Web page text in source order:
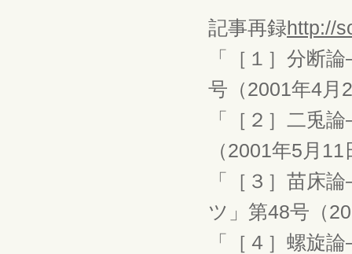
記事再録http://
「［１］分断
号（2001年4月
「［２］二兎
（2001年5月
「［３］苗床
ツ」第48号（
「［４］螺旋